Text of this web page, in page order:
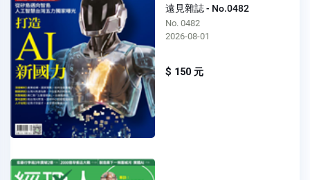
遠見雜誌 - No.0482
No. 0482
2026-08-01
$ 150 元